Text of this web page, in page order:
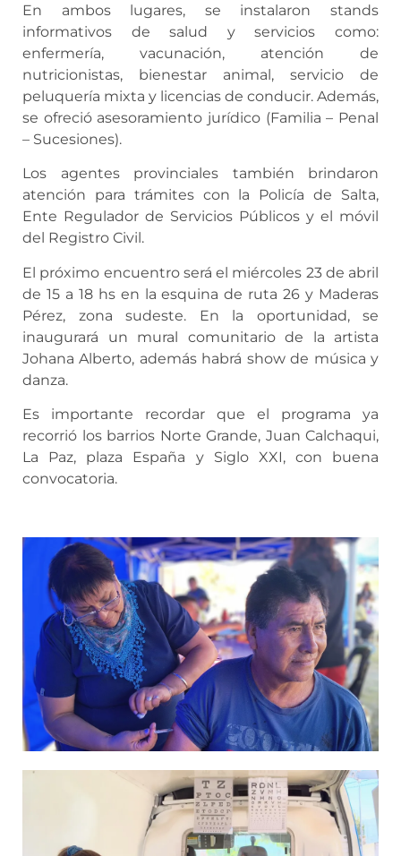
En ambos lugares, se instalaron stands
informativos de salud y servicios como:
enfermería, vacunación, atención de
nutricionistas, bienestar animal, servicio de
peluquería mixta y licencias de conducir. Además,
se ofreció asesoramiento jurídico (Familia – Penal
– Sucesiones).
Los agentes provinciales también brindaron
atención para trámites con la Policía de Salta,
Ente Regulador de Servicios Públicos y el móvil
del Registro Civil.
El próximo encuentro será el miércoles 23 de abril
de 15 a 18 hs en la esquina de ruta 26 y Maderas
Pérez, zona sudeste. En la oportunidad, se
inaugurará un mural comunitario de la artista
Johana Alberto, además habrá show de música y
danza.
Es importante recordar que el programa ya
recorrió los barrios Norte Grande, Juan Calchaqui,
La Paz, plaza España y Siglo XXI, con buena
convocatoria.